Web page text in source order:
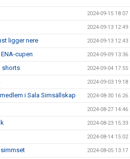
2024-09-15 18:07
2024-09-13 12:49
ligger nere 2024-09-13 12:43
cupen 2024-09-09 13:36
shorts 2024-09-04 17:55
2024-09-03 19:18
i Sala Simsällskap 2024-08-30 16:26
2024-08-27 14:46
2024-08-23 15:33
2024-08-14 15:02
2024-08-05 13:17